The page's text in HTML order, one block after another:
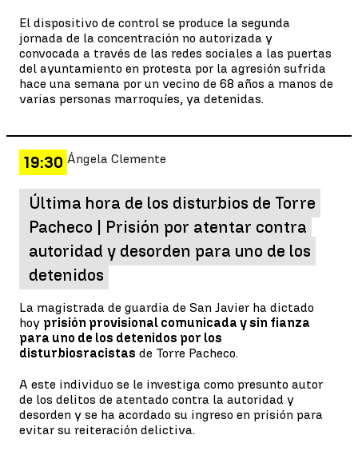
El dispositivo de control se produce la segunda
jornada de la concentración no autorizada y
convocada a través de las redes sociales a las puertas
del ayuntamiento en protesta por la agresión sufrida
hace una semana por un vecino de 68 años a manos de
varias personas marroquíes, ya detenidas.
19:30 Ángela Clemente
Última hora de los disturbios de Torre
Pacheco | Prisión por atentar contra
autoridad y desorden para uno de los
detenidos
La magistrada de guardia de San Javier ha dictado
hoy prisión provisional comunicada y sin fianza
para uno de los detenidos por los
disturbiosracistas de Torre Pacheco.
A este individuo se le investiga como presunto autor
de los delitos de atentado contra la autoridad y
desorden y se ha acordado su ingreso en prisión para
evitar su reiteración delictiva.